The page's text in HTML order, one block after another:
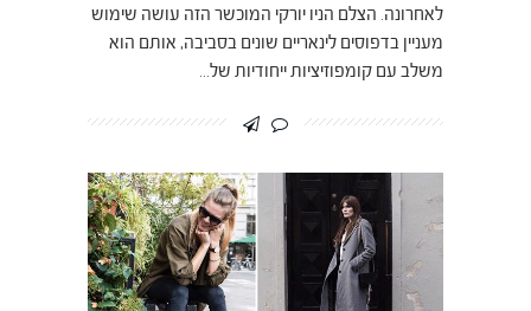
לאחרונה. הצלם הניו יורקי המוכשר הזה עושה שימוש
מעניין בדפוסים לינאריים שונים בסביבה, אותם הוא
משלב עם קומפוזיציות ייחודיות של…